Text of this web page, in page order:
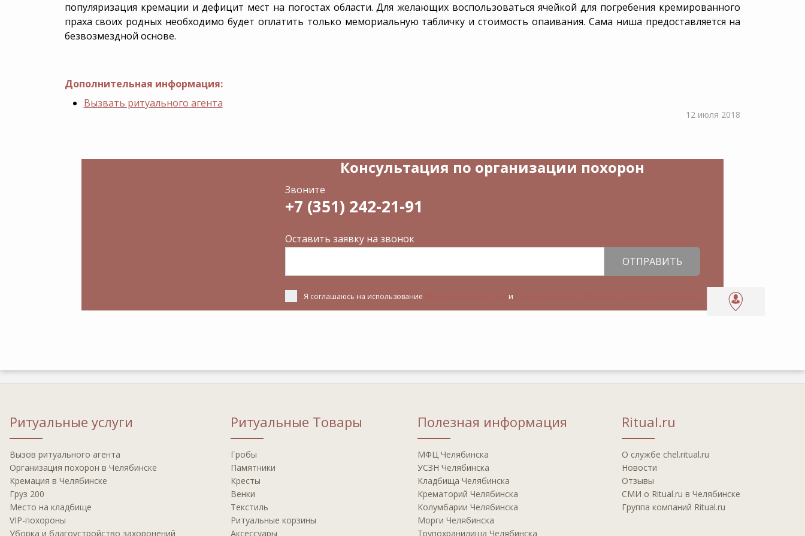
Перезахоронение
Уборка и
УСЗН
умер близкий
человек?
популяризация кремации и дефицит мест на погостах области. Для желающих воспользоваться ячейкой для погребения кремированного
праха своих родных необходимо будет оплатить только мемориальную табличку и стоимость опаивания. Сама ниша предоставляется на
безвозмездной основе.
Дополнительная информация:
Вызвать ритуального агента
12 июля 2018
Консультация по организации похорон
Звоните
+7 (351) 242-21-91
Оставить заявку на звонок
ОТПРАВИТЬ
Я соглашаюсь на использование и
Ритуальные услуги
Вызов ритуального агента
Организация похорон в Челябинске
Кремация в Челябинске
Груз 200
Место на кладбище
VIP-похороны
Уборка и благоустройство захоронений
Ритуальные Товары
Гробы
Памятники
Кресты
Венки
Текстиль
Ритуальные корзины
Аксессуары
Полезная информация
МФЦ Челябинска
УСЗН Челябинска
Кладбища Челябинска
Крематорий Челябинска
Колумбарии Челябинска
Морги Челябинска
Трупохранилища Челябинска
Ritual.ru
О службе chel.ritual.ru
Новости
Отзывы
СМИ о Ritual.ru в Челябинске
Группа компаний Ritual.ru